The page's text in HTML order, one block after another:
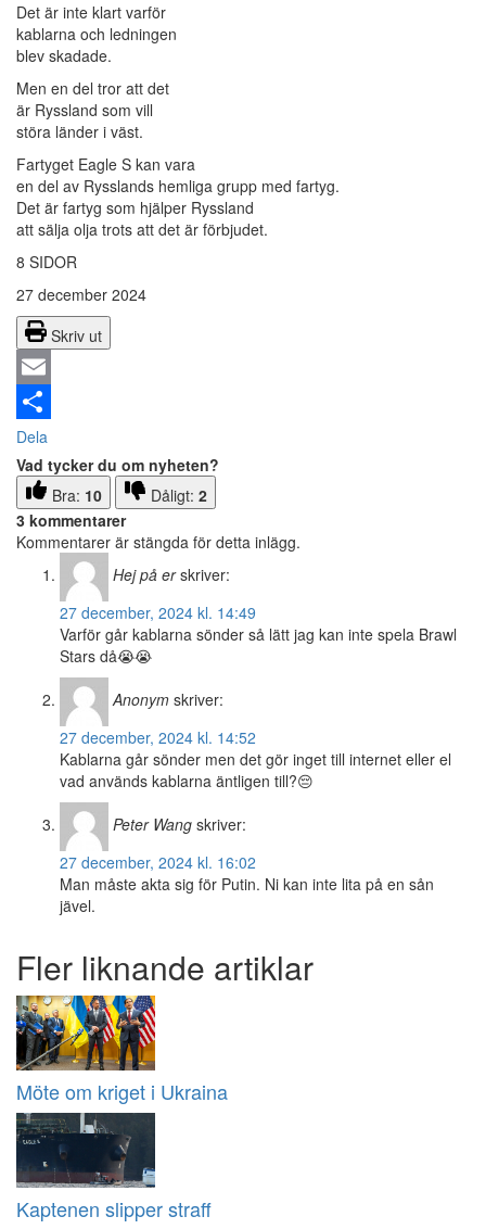
Det är inte klart varför
kablarna och ledningen
blev skadade.
Men en del tror att det
är Ryssland som vill
störa länder i väst.
Fartyget Eagle S kan vara
en del av Rysslands hemliga grupp med fartyg.
Det är fartyg som hjälper Ryssland
att sälja olja trots att det är förbjudet.
8 SIDOR
27 december 2024
Skriv ut
Email
Dela
Vad tycker du om nyheten?
Bra: 10 Dåligt: 2
3 kommentarer
Kommentarer är stängda för detta inlägg.
Hej på er skriver:
27 december, 2024 kl. 14:49
Varför går kablarna sönder så lätt jag kan inte spela Brawl
Stars då😭😭
Anonym skriver:
27 december, 2024 kl. 14:52
Kablarna går sönder men det gör inget till internet eller el
vad används kablarna äntligen till?😔
Peter Wang skriver:
27 december, 2024 kl. 16:02
Man måste akta sig för Putin. Ni kan inte lita på en sån
jävel.
Fler liknande artiklar
Möte om kriget i Ukraina
Kaptenen slipper straff